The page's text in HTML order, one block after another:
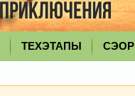
ТЕХЭТАПЫ СЭОР